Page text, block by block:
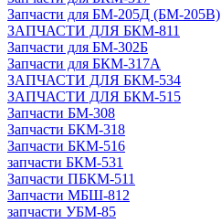
Запчасти для БМ-205Д (БМ-205В)
ЗАПЧАСТИ ДЛЯ БКМ-811
Запчасти для БМ-302Б
Запчасти для БКМ-317А
ЗАПЧАСТИ ДЛЯ БКМ-534
ЗАПЧАСТИ ДЛЯ БКМ-515
Запчасти БМ-308
Запчасти БКМ-318
Запчасти БКМ-516
запчасти БКМ-531
Запчасти ПБКМ-511
Запчасти МБШ-812
запчасти УБМ-85